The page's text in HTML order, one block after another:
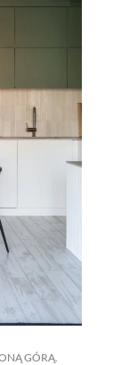
GÓRĄ.